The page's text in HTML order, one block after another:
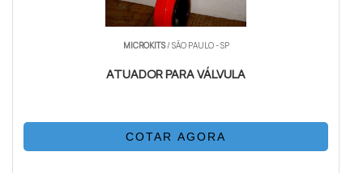
MICROKITS/ SÃO PAULO - SP
ATUADOR PARA VÁLVULA
COTAR AGORA